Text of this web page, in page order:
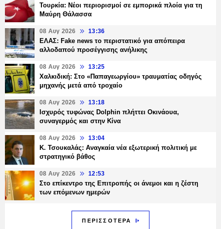
Τουρκία: Νέοι περιορισμοί σε εμπορικά πλοία για τη
Μαύρη Θάλασσα
08 Αυγ 2026 13:36
ΕΛΑΣ: Fake news το περιστατικό για απόπειρα
αλλοδαπού προσέγγισης ανήλικης
08 Αυγ 2026 13:25
Χαλκιδική: Στο «Παπαγεωργίου» τραυματίας οδηγός
μηχανής μετά από τροχαίο
08 Αυγ 2026 13:18
Ισχυρός τυφώνας Dolphin πλήττει Οκινάουα,
συναγερμός και στην Κίνα
08 Αυγ 2026 13:04
Κ. Τσουκαλάς: Αναγκαία νέα εξωτερική πολιτική με
στρατηγικό βάθος
08 Αυγ 2026 12:53
Στο επίκεντρο της Επιτροπής οι άνεμοι και η ζέστη
των επόμενων ημερών
ΠΕΡΙΣΣΟΤΕΡΑ